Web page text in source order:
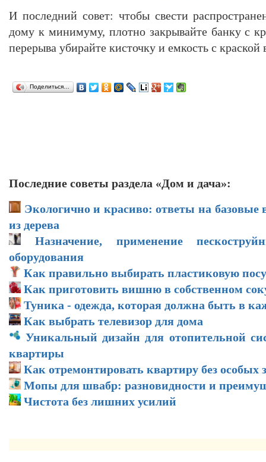
И последний совет: чтобы свести
дому к минимуму, плотно закрывайте банку с
перерыва убирайте кисточку и емкость с
Поделиться…
Последние советы раздела «Дом и дача»:
Экологично и красиво: ответы на базовые
из дерева
Назначение, применение
оборудования
Как правильно выбирать пластиковую
Как приготовить вишню в собственном
Туника - одежда, которая должна быть в
Как выбрать телевизор для дома
Уникальный дизайн для отопительной
квартиры
Как отремонтировать квартиру без особых
Мопы для швабр: разновидности и
Чистота без лишних усилий